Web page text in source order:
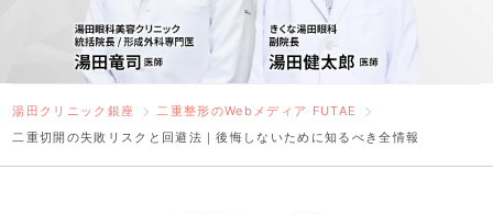
湯田クリニック銀座
二重整形のWebメディア FUTAE
二重切開の失敗リスクと回避法｜後悔しないために知るべき全情報